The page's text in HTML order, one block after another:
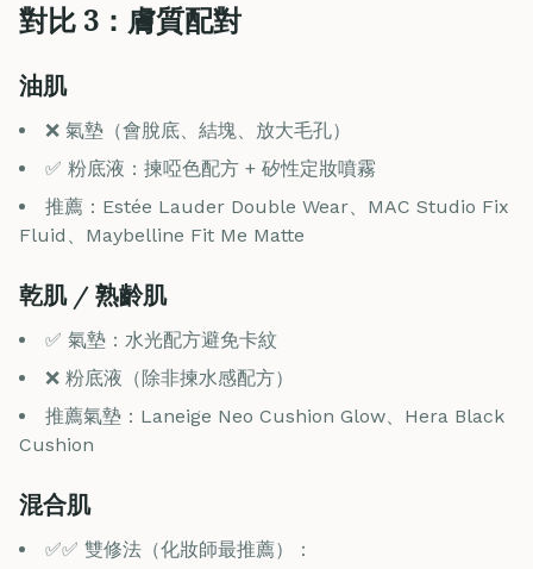
對比 3：膚質配對
油肌
❌ 氣墊（會脫底、結塊、放大毛孔）
✅ 粉底液：揀啞色配方 + 矽性定妝噴霧
推薦：Estée Lauder Double Wear、MAC Studio Fix
Fluid、Maybelline Fit Me Matte
乾肌 / 熟齡肌
✅ 氣墊：水光配方避免卡紋
❌ 粉底液（除非揀水感配方）
推薦氣墊：Laneige Neo Cushion Glow、Hera Black
Cushion
混合肌
✅✅ 雙修法（化妝師最推薦）：